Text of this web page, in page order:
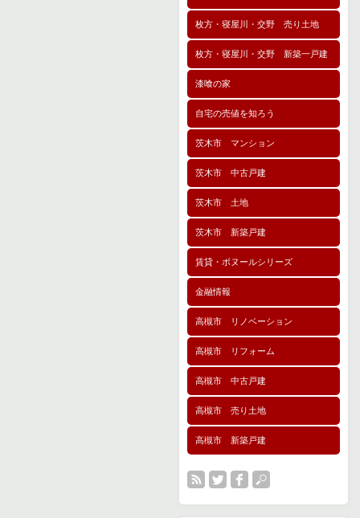
枚方・寝屋川・交野 売り土地
枚方・寝屋川・交野 新築一戸建
漆喰の家
自宅の売値を知ろう
茨木市 マンション
茨木市 中古戸建
茨木市 土地
茨木市 新築戸建
賃貸・ボヌールシリーズ
金融情報
高槻市 リノベーション
高槻市 リフォーム
高槻市 中古戸建
高槻市 売り土地
高槻市 新築戸建